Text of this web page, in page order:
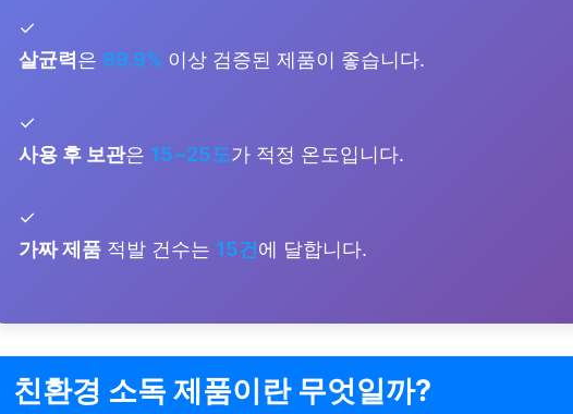
✓
살균력 은 99.9% 이상 검증된 제품이 좋습니다.
✓
사용 후 보관은 15~25도가 적정 온도입니다.
✓
가짜 제품 적발 건수는 15건 에 달합니다.
친환경 소독 제품이란 무엇일까?